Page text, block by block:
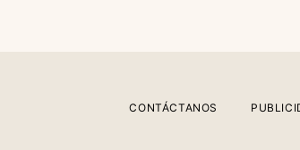
CONTÁCTANOS